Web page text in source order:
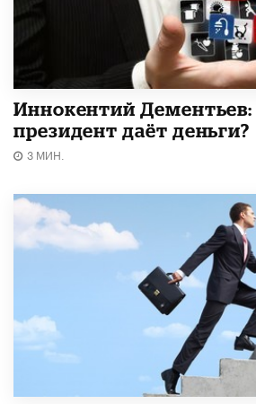
Иннокентий
президент даёт деньги?
3 МИН.